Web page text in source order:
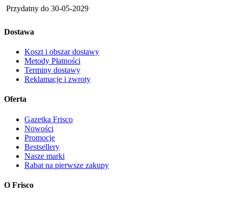
Przydatny do 30-05-2029
Dostawa
Koszt i obszar dostawy
Metody Płatności
Terminy dostawy
Reklamacje i zwroty
Oferta
Gazetka Frisco
Nowości
Promocje
Bestsellery
Nasze marki
Rabat na pierwsze zakupy
O Frisco